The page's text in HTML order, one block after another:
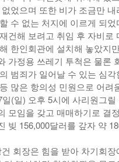
었으며 또한 비가 조금만
수 없는 처지에 이르게 되었
건해 보려고 취임 후 자비로
한인회관에 설치해 놓았지
가정용 쓰레기 투척은 물론
범죄가 일어날 수 있는 심
많은 항의성 민원으로 어려
(일) 오후 5시에 사리원그
모임을 갖고 매매하기로 결
빚 156,000달러를 갚자 약
회장은 힘을 받아 차기회